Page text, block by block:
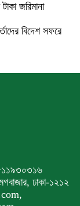
জরিমানা
বিদেশ সফরে
ঢাকা-১২১২